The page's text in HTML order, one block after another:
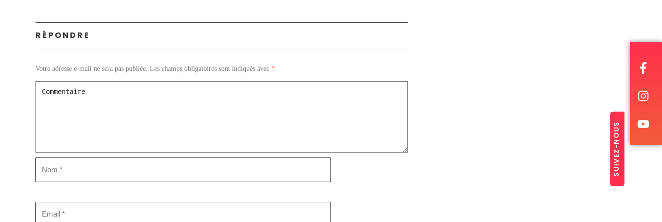
SUIVEZ-NOUS
RÉPONDRE
Votre adresse e-mail ne sera pas publiée. Les champs obligatoires sont indiqués avec *